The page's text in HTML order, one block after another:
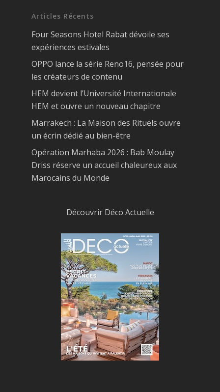
Articles Récents
Four Seasons Hotel Rabat dévoile ses
expériences estivales
OPPO lance la série Reno16, pensée pour
les créateurs de contenu
HEM devient l’Université Internationale
HEM et ouvre un nouveau chapitre
Marrakech : La Maison des Rituels ouvre
un écrin dédié au bien-être
Opération Marhaba 2026 : Bab Moulay
Driss réserve un accueil chaleureux aux
Marocains du Monde
Découvrir Déco Actuelle